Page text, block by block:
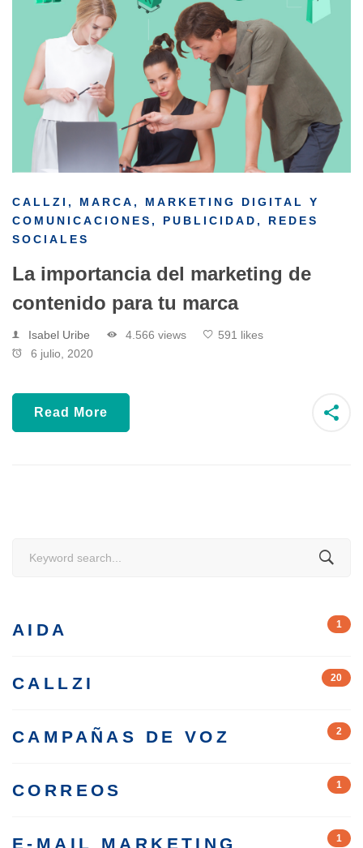
CALLZI , MARCA , MARKETING DIGITAL Y
COMUNICACIONES , PUBLICIDAD , REDES
SOCIALES
La importancia del marketing de
contenido para tu marca
Isabel Uribe 4.566 views
591 likes
6 julio, 2020
Read More
Search
AIDA 1
CALLZI 20
CAMPAÑAS DE VOZ 2
CORREOS 1
E-MAIL MARKETING 1